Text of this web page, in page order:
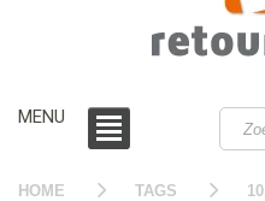
MENU
HOME TAGS